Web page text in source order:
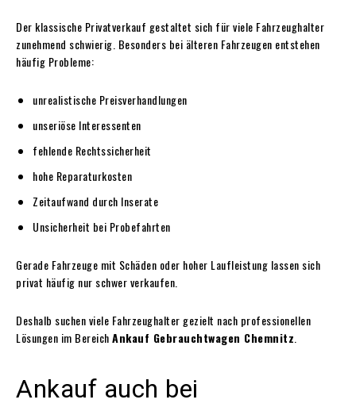
Der klassische Privatverkauf gestaltet sich für viele Fahrzeughalter
zunehmend schwierig. Besonders bei älteren Fahrzeugen entstehen
häufig Probleme:
unrealistische Preisverhandlungen
unseriöse Interessenten
fehlende Rechtssicherheit
hohe Reparaturkosten
Zeitaufwand durch Inserate
Unsicherheit bei Probefahrten
Gerade Fahrzeuge mit Schäden oder hoher Laufleistung lassen sich
privat häufig nur schwer verkaufen.
Deshalb suchen viele Fahrzeughalter gezielt nach professionellen
Lösungen im BereichAnkauf Gebrauchtwagen Chemnitz
Ankauf auch bei